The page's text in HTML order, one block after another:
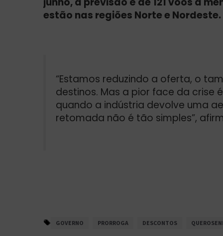
estão nas regiões Norte e Nordeste.
“Estamos reduzindo a oferta, o
destinos. Mas a pior face da crise
quando a indústria devolve uma
retomada não é tão simples”,
GOVERNO PRORROGA DESCONTOS